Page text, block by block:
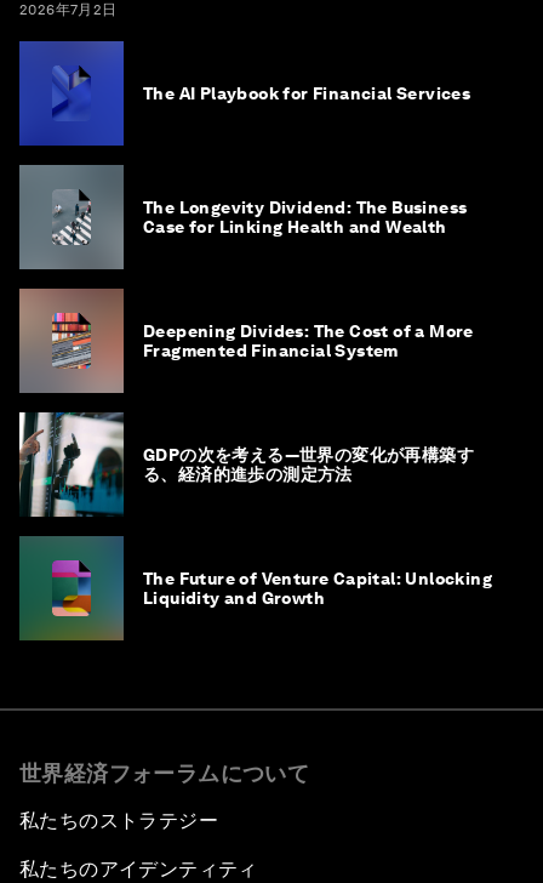
2026年7月2日
The AI Playbook for Financial Services
The Longevity Dividend: The Business
Case for Linking Health and Wealth
Deepening Divides: The Cost of a More
Fragmented Financial System
GDPの次を考える―世界の変化が再構築す
る、経済的進歩の測定方法
The Future of Venture Capital: Unlocking
Liquidity and Growth
世界経済フォーラムについて
私たちのストラテジー
私たちのアイデンティティ